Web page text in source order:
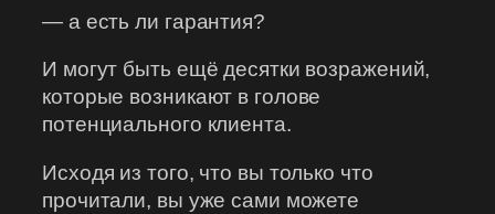
— а есть ли гарантия?
И могут быть ещё десятки возражений,
которые возникают в голове
потенциального клиента.
Исходя из того, что вы только что
прочитали, вы уже сами можете